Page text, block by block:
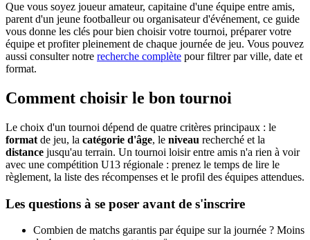
Que vous soyez joueur amateur, capitaine d'une équipe entre amis,
parent d'un jeune footballeur ou organisateur d'événement, ce guide
vous donne les clés pour bien choisir votre tournoi, préparer votre
équipe et profiter pleinement de chaque journée de jeu. Vous pouvez
aussi consulter notre recherche complète pour filtrer par ville, date et
format.
Comment choisir le bon tournoi
Le choix d'un tournoi dépend de quatre critères principaux : le
format de jeu, la catégorie d'âge, le niveau recherché et la
distance jusqu'au terrain. Un tournoi loisir entre amis n'a rien à voir
avec une compétition U13 régionale : prenez le temps de lire le
règlement, la liste des récompenses et le profil des équipes attendues.
Les questions à se poser avant de s'inscrire
Combien de matchs garantis par équipe sur la journée ? Moins